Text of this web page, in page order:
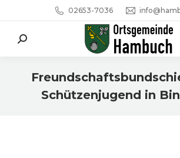
02653-7036
Search:
Schützenjugend in